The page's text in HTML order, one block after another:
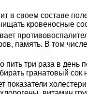
в своем составе
кровеносные
память. В том
пить три раза в день
гранатовый сок
показатели